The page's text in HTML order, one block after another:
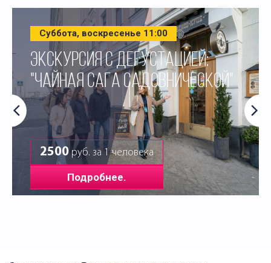
Суббота, воскресенье 11:00
ЭКСКУРСИЯ С ДЕГУСТАЦИЕЙ:
"ЧАЙНАЯ САГА САДОВНИЧЕСКОЙ"
2500руб. за 1 человека
Подробнее.